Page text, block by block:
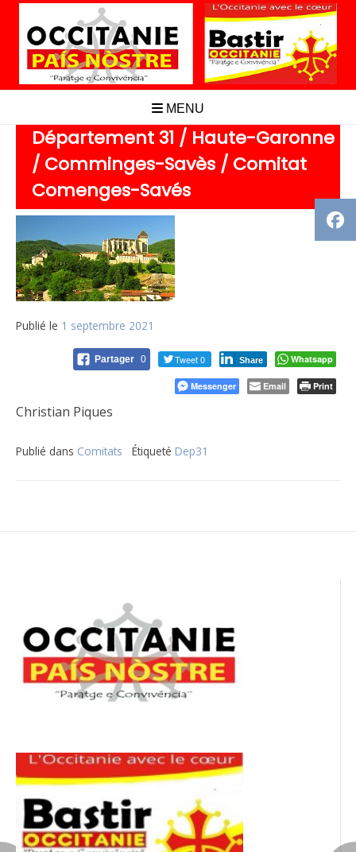
Aller
contenu
MENU
Département 31 / Haute-Garonne
/ Comminges-Savès / Comitat
Comenges-Savés
Publié le 1 septembre 2021
Partager 0 Tweet 0 Share Whatsapp
Messenger Email Print
Christian Piques
Publié dans Comitats Étiqueté Dep31